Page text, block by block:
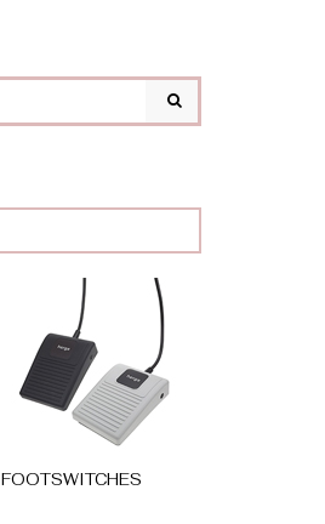
Lost password?
FOOTSWITCHES